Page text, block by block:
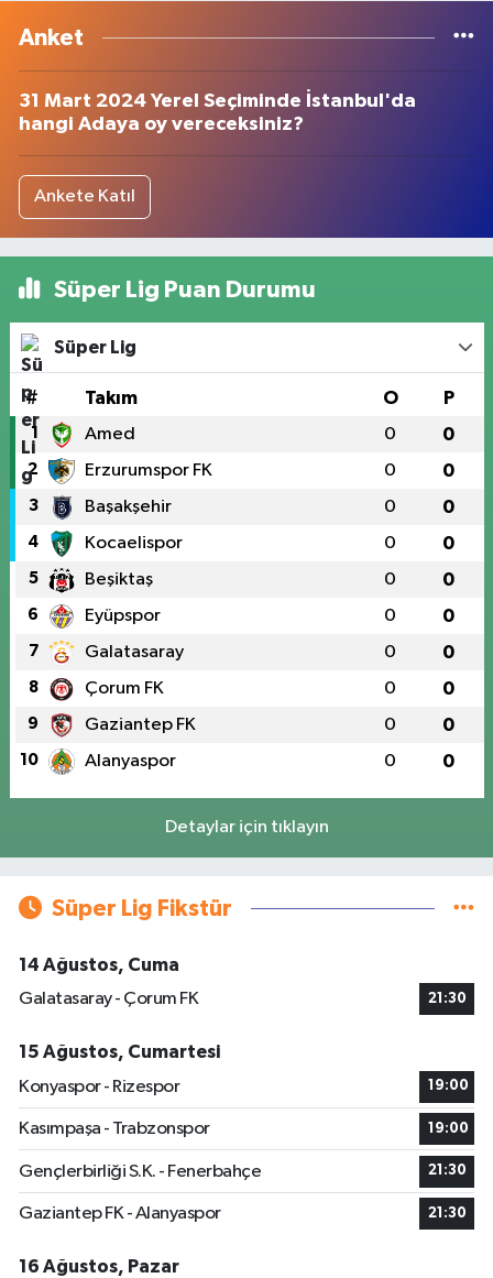
Anket
31 Mart 2024 Yerel Seçiminde İstanbul'da
hangi Adaya oy vereceksiniz?
Ankete Katıl
Süper Lig Puan Durumu
Süper Lig
# Takım O P
1 Amed 0 0
2 Erzurumspor FK 0 0
3 Başakşehir 0 0
4 Kocaelispor 0 0
5 Beşiktaş 0 0
6 Eyüpspor 0 0
7 Galatasaray 0 0
8 Çorum FK 0 0
9 Gaziantep FK 0 0
10 Alanyaspor 0 0
Detaylar için tıklayın
Süper Lig Fikstür
14 Ağustos, Cuma
Galatasaray - Çorum FK
21:30
15 Ağustos, Cumartesi
Konyaspor - Rizespor
19:00
Kasımpaşa - Trabzonspor 19:00
Gençlerbirliği S.K. - Fenerbahçe 21:30
Gaziantep FK - Alanyaspor 21:30
16 Ağustos, Pazar